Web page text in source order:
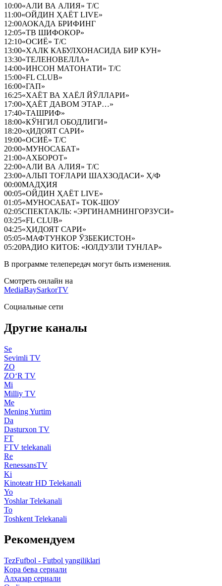
10:00«АЛИ ВА АЛИЯ» Т/С
11:00«ОЙДИН ҲАЁТ LIVE»
12:00АОКАДА БРИФИНГ
12:05«ТВ ШИФОКОР»
12:10«ОСИЁ» Т/С
13:00«ХАЛК КАБУЛХОНАСИДА БИР КУН»
13:30«ТЕЛЕНОВЕЛЛА»
14:00«ИНСОН МАТОНАТИ» Т/С
15:00«FL CLUB»
16:00«ГАП»
16:25«ХАЁТ ВА ХАЁЛ ЙЎЛЛАРИ»
17:00«ҲАЁТ ДАВОМ ЭТАР…»
17:40«ТАШРИФ»
18:00«КЎНГИЛ ОБОДЛИГИ»
18:20«ҳИДОЯТ САРИ»
19:00«ОСИЁ» Т/С
20:00«МУНОСАБАТ»
21:00«АХБОРОТ»
22:00«АЛИ ВА АЛИЯ» Т/С
23:00«АЛЬП ТОҒЛАРИ ШАХЗОДАСИ» Ҳ/Ф
00:00МАДҲИЯ
00:05«ОЙДИН ҲАЁТ LIVE»
01:05«МУНОСАБАТ» ТОК-ШОУ
02:05СПЕКТАКЛЬ: «ЭРГИНАМНИНГОРЗУСИ»
03:25«FL CLUB»
04:25«ҲИДОЯТ САРИ»
05:05«МАФТУНКОР ЎЗБЕКИСТОН»
05:20РАДИО КИТОБ: «ЮЛДУЗЛИ ТУНЛАР»
В программе телепередач могут быть изменения.
Смотреть онлайн на
MediaBaySarkorTV
Социальные сети
Другие каналы
Se
Sevimli TV
ZO
ZO‘R TV
Mi
Milliy TV
Me
Mening Yurtim
Da
Dasturxon TV
FT
FTV telekanali
Re
RenessansTV
Ki
Kinoteatr HD Telekanali
Yo
Yoshlar Telekanali
To
Toshkent Telekanali
Рекомендуем
TezFufbol - Futbol yangiliklari
Қора бева сериали
Алҳазар сериали